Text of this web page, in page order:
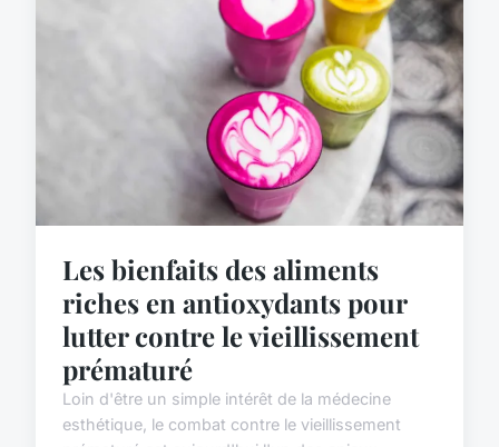
Les bienfaits des aliments
riches en antioxydants pour
lutter contre le vieillissement
prématuré
Loin d'être un simple intérêt de la médecine
esthétique, le combat contre le vieillissement